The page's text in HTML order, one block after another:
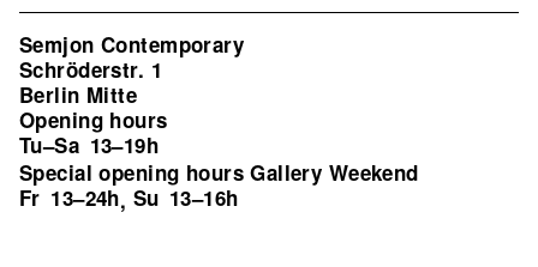
Semjon Contemporary
Schröderstr. 1
Berlin Mitte
Opening hours
Tu–Sa 13–19h
Special opening hours Gallery Weekend
Fr 13–24h, Su 13–16h